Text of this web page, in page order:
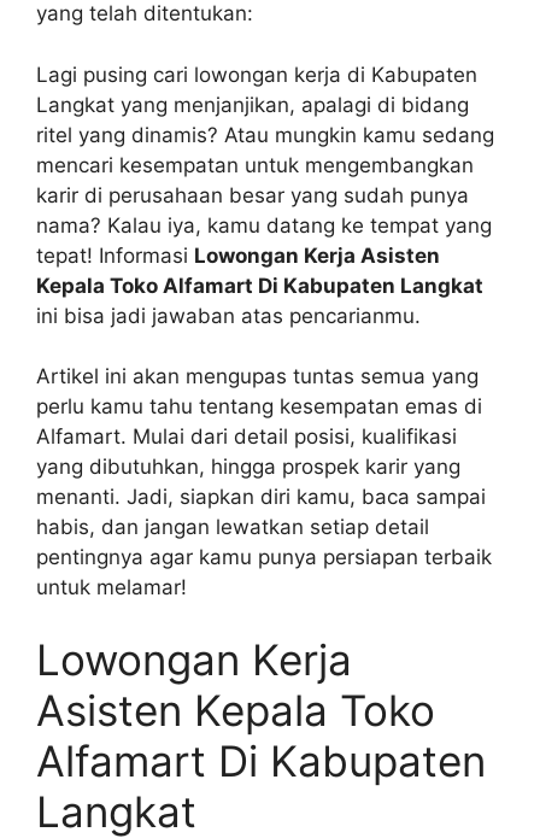
yang telah ditentukan:
Lagi pusing cari lowongan kerja di Kabupaten
Langkat yang menjanjikan, apalagi di bidang
ritel yang dinamis? Atau mungkin kamu sedang
mencari kesempatan untuk mengembangkan
karir di perusahaan besar yang sudah punya
nama? Kalau iya, kamu datang ke tempat yang
tepat! Informasi Lowongan Kerja Asisten
Kepala Toko Alfamart Di Kabupaten Langkat
ini bisa jadi jawaban atas pencarianmu.
Artikel ini akan mengupas tuntas semua yang
perlu kamu tahu tentang kesempatan emas di
Alfamart. Mulai dari detail posisi, kualifikasi
yang dibutuhkan, hingga prospek karir yang
menanti. Jadi, siapkan diri kamu, baca sampai
habis, dan jangan lewatkan setiap detail
pentingnya agar kamu punya persiapan terbaik
untuk melamar!
Lowongan Kerja
Asisten Kepala Toko
Alfamart Di Kabupaten
Langkat